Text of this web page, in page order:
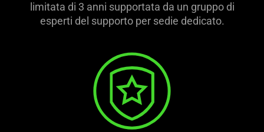
limitata di 3 anni supportata da un gruppo di
esperti del supporto per sedie dedicato.